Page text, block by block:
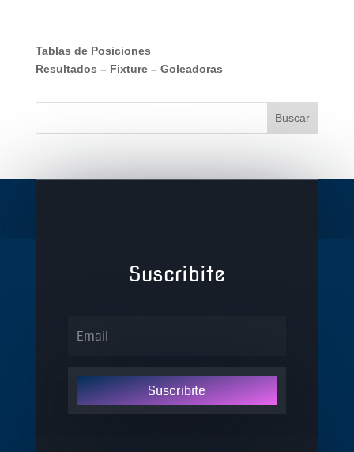
Tablas de Posiciones
Resultados – Fixture– Goleadoras
Suscribite
Suscribite